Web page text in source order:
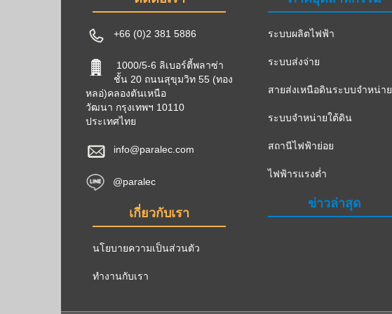
+66 (0)2 381 5886
1000/5-6 ลิเบอร์ตี้พลาซ่า
ชั้น 20 ถนนสุขุมวิท 55 (ทอง
หลอ่)คลองตันเหนือ
วัฒนา กรุงเทพฯ 10110
ประเทศไทย
info@paralec.com
@paralec
เกี่ยวกับเรา
นโยบายความเป็นส่วนตัว
ทำงานกับเรา
ระบบผลิตไฟฟ้า
ระบบส่งจ่าย
สายส่งเหนือดินระบบจำหน่าย
ระบบจำหน่ายใต้ดิน
สถานีไฟฟ้าย่อย
ไฟฟ้ารแรงต่ำ
ข่าวล่าสุด